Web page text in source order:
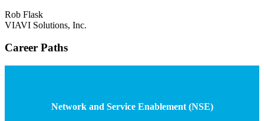
Rob Flask
VIAVI Solutions, Inc.
Career Paths
Network and Service Enablement (NSE)